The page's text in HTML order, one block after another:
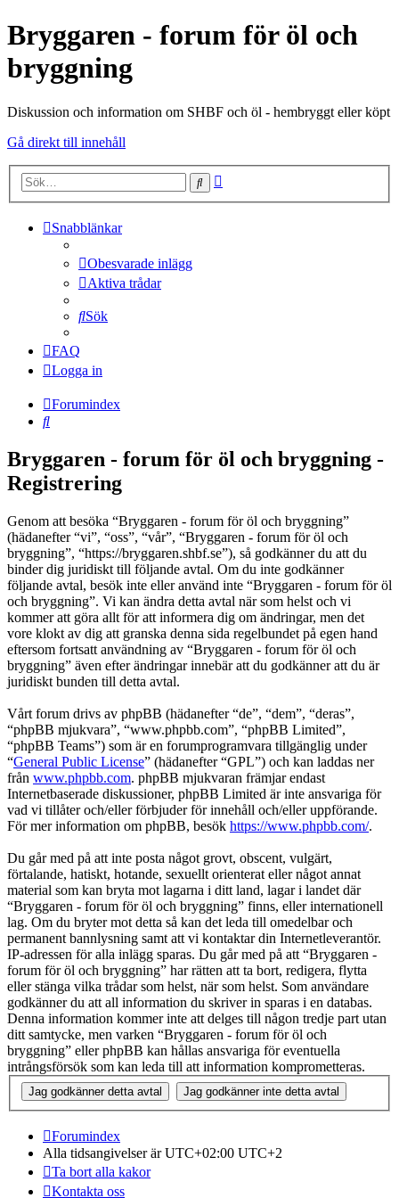
Bryggaren - forum för öl och
bryggning
Diskussion och information om SHBF och öl - hembryggt eller köpt
Gå direkt till innehåll
Sök
Snabblänkar
Obesvarade inlägg
Aktiva trådar
Sök
FAQ
Logga in
Forumindex
Sök
Bryggaren - forum för öl och bryggning -
Registrering
Genom att besöka “Bryggaren - forum för öl och bryggning”
(hädanefter “vi”, “oss”, “vår”, “Bryggaren - forum för öl och
bryggning”, “https://bryggaren.shbf.se”), så godkänner du att du
binder dig juridiskt till följande avtal. Om du inte godkänner
följande avtal, besök inte eller använd inte “Bryggaren - forum för öl
och bryggning”. Vi kan ändra detta avtal när som helst och vi
kommer att göra allt för att informera dig om ändringar, men det
vore klokt av dig att granska denna sida regelbundet på egen hand
eftersom fortsatt användning av “Bryggaren - forum för öl och
bryggning” även efter ändringar innebär att du godkänner att du är
juridiskt bunden till detta avtal.
Vårt forum drivs av phpBB (hädanefter “de”, “dem”, “deras”,
“phpBB mjukvara”, “www.phpbb.com”, “phpBB Limited”,
“phpBB Teams”) som är en forumprogramvara tillgänglig under
“General Public License” (hädanefter “GPL”) och kan laddas ner
från www.phpbb.com. phpBB mjukvaran främjar endast
Internetbaserade diskussioner, phpBB Limited är inte ansvariga för
vad vi tillåter och/eller förbjuder för innehåll och/eller uppförande.
För mer information om phpBB, besök https://www.phpbb.com/.
Du går med på att inte posta något grovt, obscent, vulgärt,
förtalande, hatiskt, hotande, sexuellt orienterat eller något annat
material som kan bryta mot lagarna i ditt land, lagar i landet där
“Bryggaren - forum för öl och bryggning” finns, eller internationell
lag. Om du bryter mot detta så kan det leda till omedelbar och
permanent bannlysning samt att vi kontaktar din Internetleverantör.
IP-adressen för alla inlägg sparas. Du går med på att “Bryggaren -
forum för öl och bryggning” har rätten att ta bort, redigera, flytta
eller stänga vilka trådar som helst, när som helst. Som användare
godkänner du att all information du skriver in sparas i en databas.
Denna information kommer inte att delges till någon tredje part utan
ditt samtycke, men varken “Bryggaren - forum för öl och
bryggning” eller phpBB kan hållas ansvariga för eventuella
intrångsförsök som kan leda till att information komprometteras.
Forumindex
Alla tidsangivelser är UTC+02:00 UTC+2
Ta bort alla kakor
Kontakta oss